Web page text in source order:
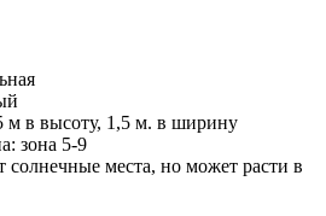
м в высоту, 1,5 м. в ширину
зона 5-9
солнечные места, но может расти в